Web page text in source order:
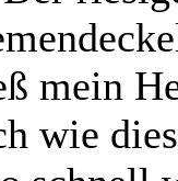
mein
wie